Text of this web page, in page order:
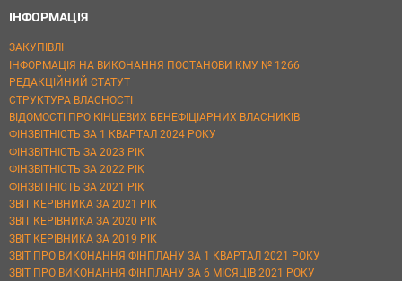
ІНФОРМАЦІЯ
ЗАКУПІВЛІ
ІНФОРМАЦІЯ НА ВИКОНАННЯ ПОСТАНОВИ КМУ № 1266
РЕДАКЦІЙНИЙ СТАТУТ
СТРУКТУРА ВЛАСНОСТІ
ВІДОМОСТІ ПРО КІНЦЕВИХ БЕНЕФІЦІАРНИХ ВЛАСНИКІВ
ФІНЗВІТНІСТЬ ЗА 1 КВАРТАЛ 2024 РОКУ
ФІНЗВІТНІСТЬ ЗА 2023 РІК
ФІНЗВІТНІСТЬ ЗА 2022 РІК
ФІНЗВІТНІСТЬ ЗА 2021 РІК
ЗВІТ КЕРІВНИКА ЗА 2021 РІК
ЗВІТ КЕРІВНИКА ЗА 2020 РІК
ЗВІТ КЕРІВНИКА ЗА 2019 РІК
ЗВІТ ПРО ВИКОНАННЯ ФІНПЛАНУ ЗА 1 КВАРТАЛ 2021 РОКУ
ЗВІТ ПРО ВИКОНАННЯ ФІНПЛАНУ ЗА 6 МІСЯЦІВ 2021 РОКУ